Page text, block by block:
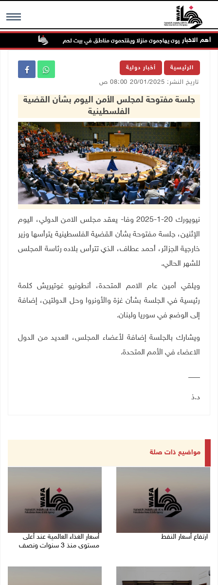
MENU أهم الاخبار
إرهابيون يهاجمون منزلا ويقتحمون مناطق في بيت لحم
الرئيسية أخبار دولية
تاريخ النشر: 20/01/2025 08:00 ص
جلسة مفتوحة لمجلس الأمن اليوم بشأن القضية
الفلسطينية
نيويورك 20-1-2025 وفا- يعقد مجلس الامن الدولي، اليوم
الإثنين، جلسة مفتوحة بشأن القضية الفلسطينية يترأسها وزير
خارجية الجزائر، أحمد عطاف، الذي تترأس بلاده رئاسة المجلس
للشهر الحالي.
ويلقي أمين عام الامم المتحدة، أنطونيو غوتيريش كلمة
رئيسية في الجلسة بشأن غزة والأونروا وحل الدولتين، إضافة
إلى الوضع في سوريا ولبنان.
ويشارك بالجلسة إضافة لأعضاء المجلس، العديد من الدول
الاعضاء في الأمم المتحدة.
___
د.ذ
مواضيع ذات صلة
ارتفاع أسعار النفط
أسعار الغذاء العالمية عند أعلى
مستوى منذ 3 سنوات ونصف